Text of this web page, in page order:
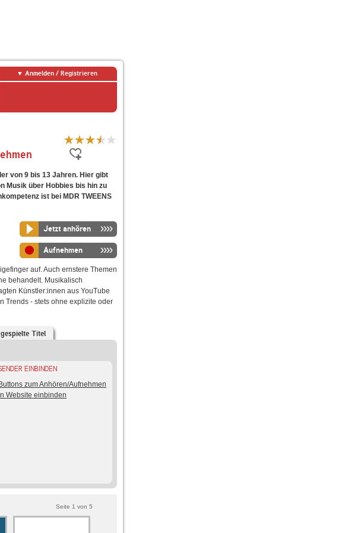
Anmelden / Registrieren
von 9 bis 13 Jahren. Hier gibt
Musik über Hobbies bis hin zu
ist bei MDR TWEENS
Jetzt anhören
Aufnehmen
auf. Auch ernstere Themen
behandelt. Musikalisch
Künstler:innen aus YouTube
Trends - stets ohne explizite oder
Titel
EINBINDEN
Buttons zum Anhören/Aufnehmen
Website einbinden
Seite 1 von 5